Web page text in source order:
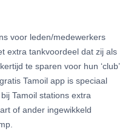
voor leden/medewerkers
extra tankvoordeel dat zij als
te sparen voor hun ‘club’
Tamoil app is speciaal
Tamoil stations extra
of ander ingewikkeld